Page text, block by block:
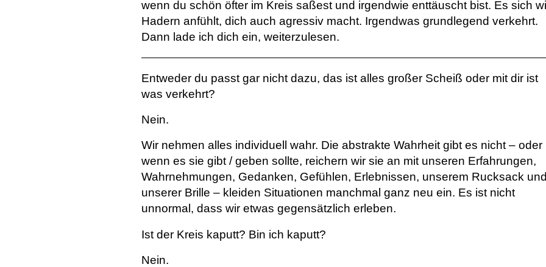
wenn du schön öfter im Kreis saßest und irgendwie enttäuscht bist. Es sich
Hadern anfühlt, dich auch agressiv macht. Irgendwas grundlegend verkehrt.
Dann lade ich dich ein, weiterzulesen.
Entweder du passt gar nicht dazu, das ist alles großer Scheiß oder mit dir ist
was verkehrt?
Nein.
Wir nehmen alles individuell wahr. Die abstrakte Wahrheit gibt es nicht – oder
wenn es sie gibt / geben sollte, reichern wir sie an mit unseren Erfahrungen,
Wahrnehmungen, Gedanken, Gefühlen, Erlebnissen, unserem Rucksack und
unserer Brille – kleiden Situationen manchmal ganz neu ein. Es ist nicht
unnormal, dass wir etwas gegensätzlich erleben.
Ist der Kreis kaputt? Bin ich kaputt?
Nein.